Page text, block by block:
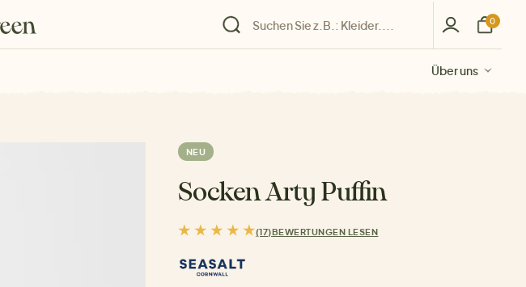
Über uns
Über uns
Über uns
Über uns
Über uns
0
NEU
Socken Arty Puffin
(17)BEWERTUNGEN LESEN